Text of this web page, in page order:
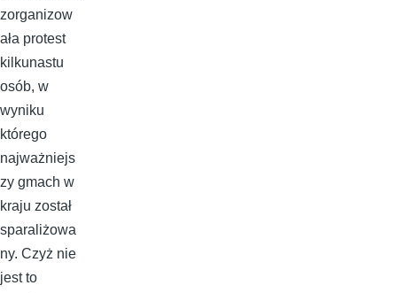
zorganizow
ała protest
kilkunastu
osób, w
wyniku
którego
najważniejs
zy gmach w
kraju został
sparaliżowa
ny. Czyż nie
jest to